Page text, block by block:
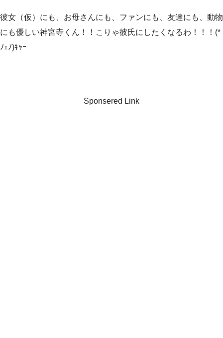
彼女（仮）にも、お母さんにも、ファンにも、友達にも、動物
にも優しい神宮寺くん！！こりゃ彼氏にしたくなるわ！！！(*
ﾉｪﾉ)ｷｬｰ
Sponsered Link